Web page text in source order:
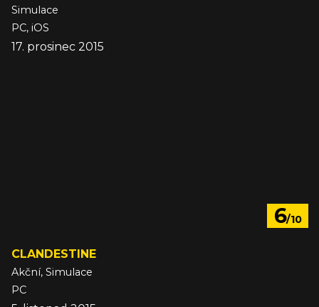
Simulace
PC, iOS
17. prosinec 2015
6/10
CLANDESTINE
Akční, Simulace
PC